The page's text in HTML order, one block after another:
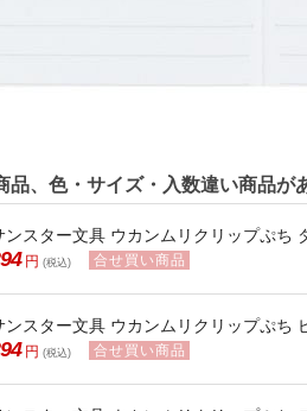
品、色・サイズ・入数違い商品が
ンスター文具 ウカンムリクリップぷち
円 (税込) 合せ買い商品
ンスター文具 ウカンムリクリップぷち
円 (税込) 合せ買い商品